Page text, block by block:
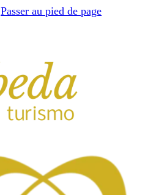
Passer au pied de page